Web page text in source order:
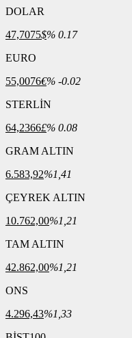
DOLAR
47,7075$% 0.17
EURO
55,0076€% -0.02
STERLİN
64,2366£% 0.08
GRAM ALTIN
6.583,92%1,41
ÇEYREK ALTIN
10.762,00%1,21
TAM ALTIN
42.862,00%1,21
ONS
4.296,43%1,33